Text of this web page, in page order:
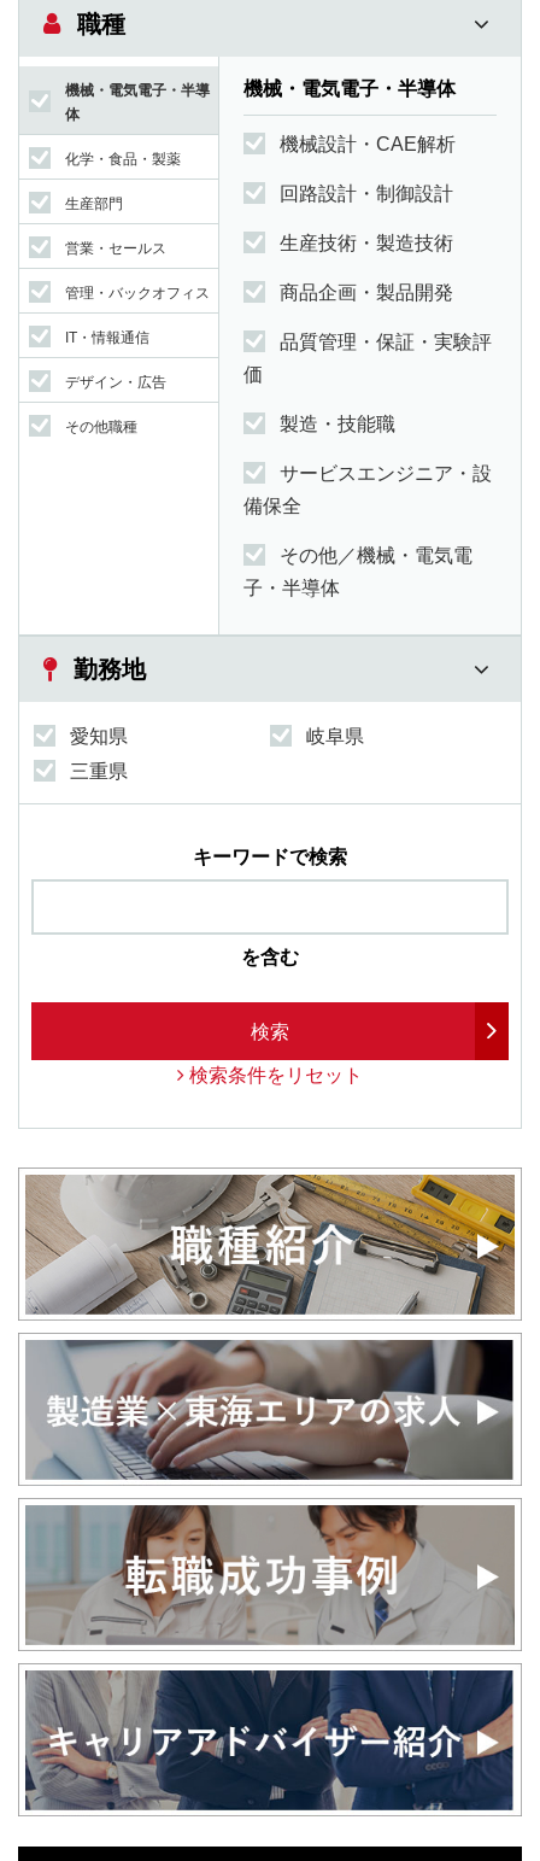
職種
機械・電気電子・半導
体
化学・食品・製薬
生産部門
営業・セールス
管理・バックオフィス
IT・情報通信
デザイン・広告
その他職種
機械・電気電子・半導体
機械設計・CAE解析
回路設計・制御設計
生産技術・製造技術
商品企画・製品開発
品質管理・保証・実験評
価
製造・技能職
サービスエンジニア・設
備保全
その他／機械・電気電
子・半導体
勤務地
愛知県
岐阜県
三重県
キーワードで検索
を含む
検索
検索条件をリセット